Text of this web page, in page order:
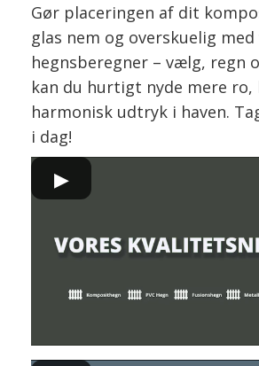
Gør placeringen af dit
glas nem og overskuelig med
hegnsberegner – vælg, regn
kan du hurtigt nyde mere
harmonisk udtryk i haven.
i dag!
▶